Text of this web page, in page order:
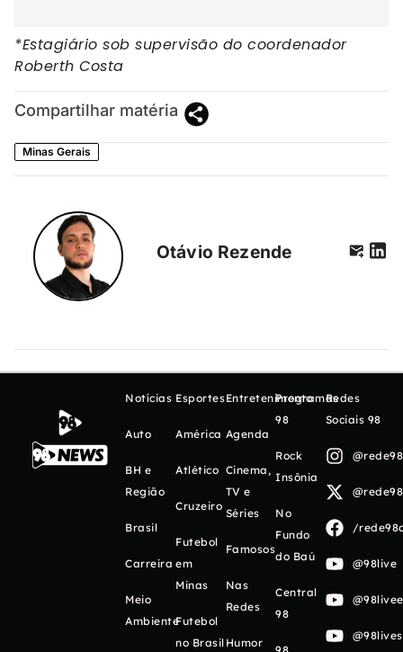
*Estagiário sob supervisão do coordenador
Roberth Costa
Compartilhar matéria
Minas Gerais
Otávio Rezende
Notícias
Auto
BH e
Região
Brasil
Carreira
Meio
Ambiente
Esportes
América
Atlético
Cruzeiro
Futebol
em
Minas
Futebol
no Brasil
Entretenimento
Agenda
Cinema,
TV e
Séries
Famosos
Nas
Redes
Humor
Programas
98
Rock
Insônia
No
Fundo
do Baú
Central
98
Redes
Sociais 98
/
@98live